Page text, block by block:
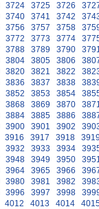
3724 3725 3726
3740 3741 3742
3756 3757 3758
3772 3773 3774
3788 3789 3790
3804 3805 3806
3820 3821 3822
3836 3837 3838
3852 3853 3854
3868 3869 3870
3884 3885 3886
3900 3901 3902
3916 3917 3918
3932 3933 3934
3948 3949 3950
3964 3965 3966
3980 3981 3982
3996 3997 3998
4012 4013 4014